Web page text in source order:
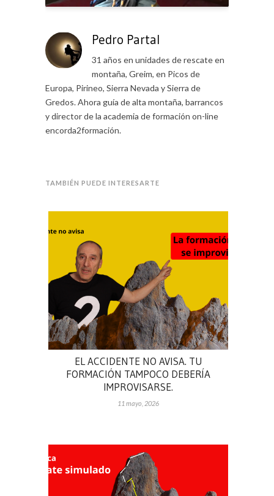
Pedro Partal
31 años en unidades de rescate en
montaña, Greim, en Picos de
Europa, Pirineo, Sierra Nevada y Sierra de
Gredos. Ahora guía de alta montaña, barrancos
y director de la academia de formación on-line
encorda2formación.
TAMBIÉN PUEDE INTERESARTE
EL ACCIDENTE NO AVISA. TU
FORMACIÓN TAMPOCO DEBERÍA
IMPROVISARSE.
11 mayo, 2026